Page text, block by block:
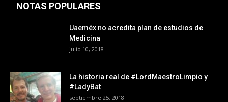
NOTAS POPULARES
Uaeméx no acredita plan de estudios de
Medicina
julio 10, 2018
La historia real de #LordMaestroLimpio y
#LadyBat
septiembre 25, 2018